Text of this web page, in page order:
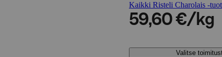
Kaikki Risteli Charolais -
59,60 €/kg
Valitse